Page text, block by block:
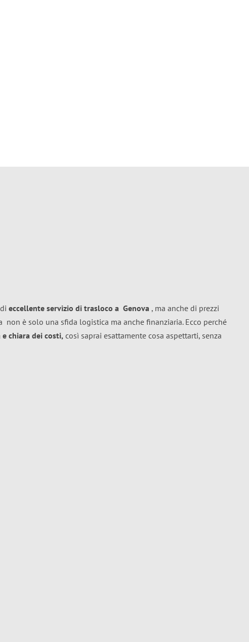
eccellente servizio di trasloco a Genova , ma anche di prezzi
non è solo una sfida logistica ma anche finanziaria. Ecco perché
chiara dei costi, così saprai esattamente cosa aspettarti, senza